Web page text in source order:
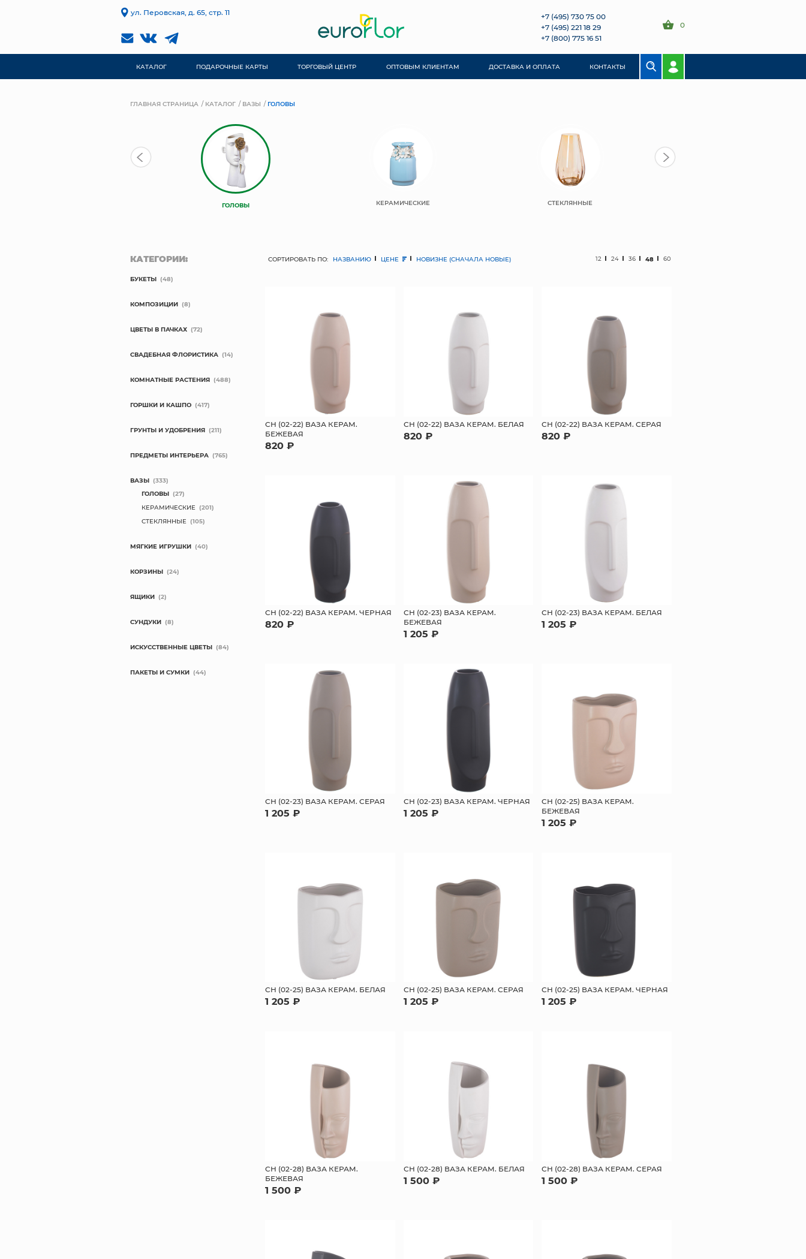
ул. Перовская, д. 65, стр. 11
+7 (495) 730 75 00
+7 (495) 221 18 29
+7 (800) 775 16 51
0
КАТАЛОГ ПОДАРОЧНЫЕ КАРТЫ ТОРГОВЫЙ ЦЕНТР ОПТОВЫМ КЛИЕНТАМ ДОСТАВКА И ОПЛАТА КОНТАКТЫ
ГЛАВНАЯ СТРАНИЦА КАТАЛОГ ВАЗЫ ГОЛОВЫ
ГОЛОВЫ КЕРАМИЧЕСКИЕ СТЕКЛЯННЫЕ
СОРТИРОВАТЬ ПО: НАЗВАНИЮ ЦЕНЕ НОВИЗНЕ (СНАЧАЛА НОВЫЕ) 12 24 36 48 60
СН (02-22) ВАЗА КЕРАМ.
БЕЖЕВАЯ
820 ₽
СН (02-22) ВАЗА КЕРАМ. БЕЛАЯ
820 ₽
СН (02-22) ВАЗА КЕРАМ. СЕРАЯ
820 ₽
СН (02-22) ВАЗА КЕРАМ. ЧЕРНАЯ
820 ₽
СН (02-23) ВАЗА КЕРАМ.
БЕЖЕВАЯ
1 205 ₽
СН (02-23) ВАЗА КЕРАМ. БЕЛАЯ
1 205 ₽
СН (02-23) ВАЗА КЕРАМ. СЕРАЯ
1 205 ₽
СН (02-23) ВАЗА КЕРАМ. ЧЕРНАЯ
1 205 ₽
СН (02-25) ВАЗА КЕРАМ.
БЕЖЕВАЯ
1 205 ₽
СН (02-25) ВАЗА КЕРАМ. БЕЛАЯ
1 205 ₽
СН (02-25) ВАЗА КЕРАМ. СЕРАЯ
1 205 ₽
СН (02-25) ВАЗА КЕРАМ. ЧЕРНАЯ
1 205 ₽
СН (02-28) ВАЗА КЕРАМ.
БЕЖЕВАЯ
1 500 ₽
СН (02-28) ВАЗА КЕРАМ. БЕЛАЯ
1 500 ₽
СН (02-28) ВАЗА КЕРАМ. СЕРАЯ
1 500 ₽
КАТЕГОРИИ:
БУКЕТЫ (48)
КОМПОЗИЦИИ (8)
ЦВЕТЫ В ПАЧКАХ (72)
СВАДЕБНАЯ ФЛОРИСТИКА (14)
КОМНАТНЫЕ РАСТЕНИЯ (488)
ГОРШКИ И КАШПО (417)
ГРУНТЫ И УДОБРЕНИЯ (211)
ПРЕДМЕТЫ ИНТЕРЬЕРА (765)
ВАЗЫ (333)
ГОЛОВЫ (27)
КЕРАМИЧЕСКИЕ (201)
СТЕКЛЯННЫЕ (105)
МЯГКИЕ ИГРУШКИ (40)
КОРЗИНЫ (24)
ЯЩИКИ (2)
СУНДУКИ (8)
ИСКУССТВЕННЫЕ ЦВЕТЫ (84)
ПАКЕТЫ И СУМКИ (44)